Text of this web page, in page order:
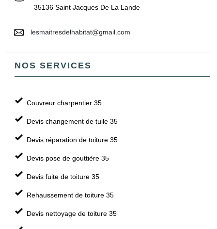
35136 Saint Jacques De La Lande
lesmaitresdelhabitat@gmail.com
NOS SERVICES
Couvreur charpentier 35
Devis changement de tuile 35
Devis réparation de toiture 35
Devis pose de gouttière 35
Devis fuite de toiture 35
Rehaussement de toiture 35
Devis nettoyage de toiture 35